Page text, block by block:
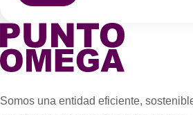
Somos una entidad eficiente,